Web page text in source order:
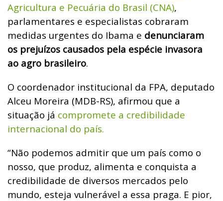
Agricultura e Pecuária do Brasil (CNA),
parlamentares e especialistas cobraram
medidas urgentes do Ibama e denunciaram
os prejuízos causados pela espécie invasora
ao agro brasileiro.
O coordenador institucional da FPA, deputado
Alceu Moreira (MDB-RS), afirmou que a
situação já compromete a credibilidade
internacional do país.
“Não podemos admitir que um país como o
nosso, que produz, alimenta e conquista a
credibilidade de diversos mercados pelo
mundo, esteja vulnerável a essa praga. E pior,